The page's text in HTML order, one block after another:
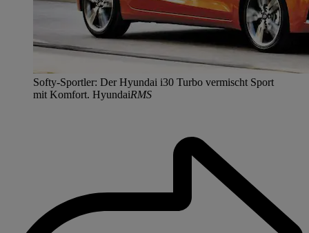
Softy-Sportler: Der Hyundai i30 Turbo vermischt Sport
mit Komfort. HyundaiRMS